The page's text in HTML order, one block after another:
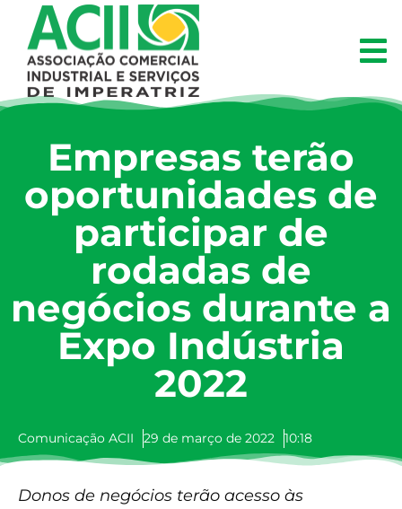
Empresas terão
oportunidades de
participar de
rodadas de
negócios durante a
Expo Indústria
2022
Comunicação ACII 29 de março de 2022 10:18
Donos de negócios terão acesso às